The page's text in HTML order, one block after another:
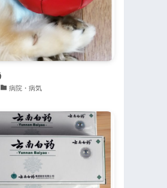
病院・病気